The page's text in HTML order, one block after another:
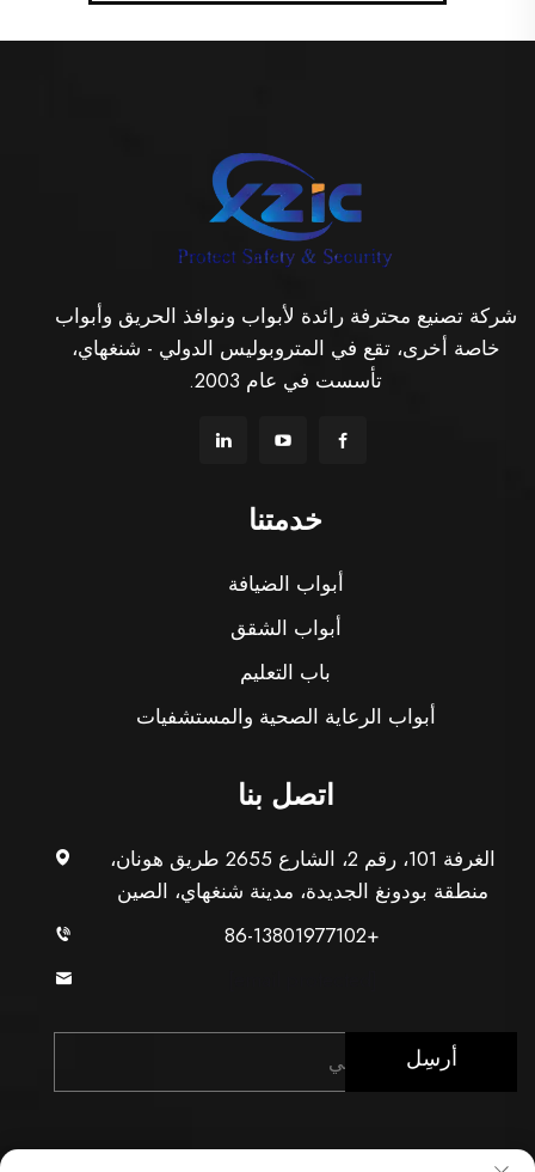
شركة تصنيع محترفة رائدة لأبواب ونوافذ الحريق وأبواب
خاصة أخرى، تقع في المتروبوليس الدولي - شنغهاي،
تأسست في عام 2003.
خدمتنا
أبواب الضيافة
أبواب الشقق
باب التعليم
أبواب الرعاية الصحية والمستشفيات
اتصل بنا
الغرفة 101، رقم 2، الشارع 2655 طريق هونان،
منطقة بودونغ الجديدة، مدينة شنغهاي، الصين
+86-13801977102
أرسِل